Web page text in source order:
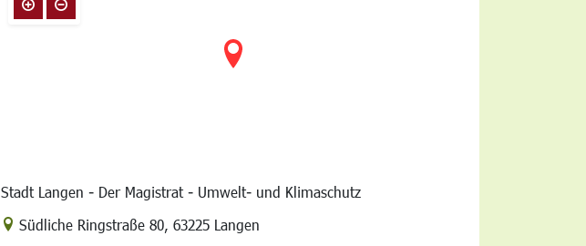
Stadt Langen - Der Magistrat - Umwelt- und Klimaschutz
Link zur Google-Maps Navigation
Südliche Ringstraße 80, 63225 Langen